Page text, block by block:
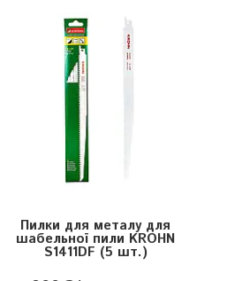
Пилки для металу для
шабельної пили KROHN
S1411DF (5 шт.)